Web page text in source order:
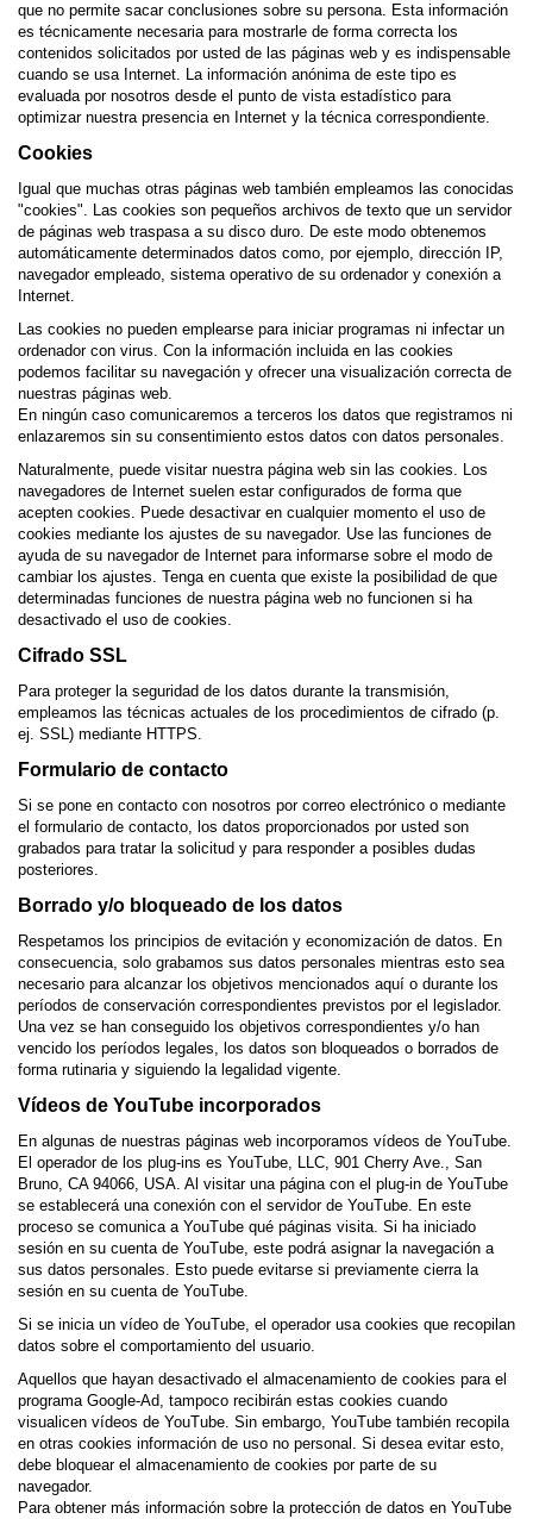
que no permite sacar conclusiones sobre su persona. Esta información
es técnicamente necesaria para mostrarle de forma correcta los
contenidos solicitados por usted de las páginas web y es indispensable
cuando se usa Internet. La información anónima de este tipo es
evaluada por nosotros desde el punto de vista estadístico para
optimizar nuestra presencia en Internet y la técnica correspondiente.
Cookies
Igual que muchas otras páginas web también empleamos las conocidas
"cookies". Las cookies son pequeños archivos de texto que un servidor
de páginas web traspasa a su disco duro. De este modo obtenemos
automáticamente determinados datos como, por ejemplo, dirección IP,
navegador empleado, sistema operativo de su ordenador y conexión a
Internet.
Las cookies no pueden emplearse para iniciar programas ni infectar un
ordenador con virus. Con la información incluida en las cookies
podemos facilitar su navegación y ofrecer una visualización correcta de
nuestras páginas web.
En ningún caso comunicaremos a terceros los datos que registramos ni
enlazaremos sin su consentimiento estos datos con datos personales.
Naturalmente, puede visitar nuestra página web sin las cookies. Los
navegadores de Internet suelen estar configurados de forma que
acepten cookies. Puede desactivar en cualquier momento el uso de
cookies mediante los ajustes de su navegador. Use las funciones de
ayuda de su navegador de Internet para informarse sobre el modo de
cambiar los ajustes. Tenga en cuenta que existe la posibilidad de que
determinadas funciones de nuestra página web no funcionen si ha
desactivado el uso de cookies.
Cifrado SSL
Para proteger la seguridad de los datos durante la transmisión,
empleamos las técnicas actuales de los procedimientos de cifrado (p.
ej. SSL) mediante HTTPS.
Formulario de contacto
Si se pone en contacto con nosotros por correo electrónico o mediante
el formulario de contacto, los datos proporcionados por usted son
grabados para tratar la solicitud y para responder a posibles dudas
posteriores.
Borrado y/o bloqueado de los datos
Respetamos los principios de evitación y economización de datos. En
consecuencia, solo grabamos sus datos personales mientras esto sea
necesario para alcanzar los objetivos mencionados aquí o durante los
períodos de conservación correspondientes previstos por el legislador.
Una vez se han conseguido los objetivos correspondientes y/o han
vencido los períodos legales, los datos son bloqueados o borrados de
forma rutinaria y siguiendo la legalidad vigente.
Vídeos de YouTube incorporados
En algunas de nuestras páginas web incorporamos vídeos de YouTube.
El operador de los plug-ins es YouTube, LLC, 901 Cherry Ave., San
Bruno, CA 94066, USA. Al visitar una página con el plug-in de YouTube
se establecerá una conexión con el servidor de YouTube. En este
proceso se comunica a YouTube qué páginas visita. Si ha iniciado
sesión en su cuenta de YouTube, este podrá asignar la navegación a
sus datos personales. Esto puede evitarse si previamente cierra la
sesión en su cuenta de YouTube.
Si se inicia un vídeo de YouTube, el operador usa cookies que recopilan
datos sobre el comportamiento del usuario.
Aquellos que hayan desactivado el almacenamiento de cookies para el
programa Google-Ad, tampoco recibirán estas cookies cuando
visualicen vídeos de YouTube. Sin embargo, YouTube también recopila
en otras cookies información de uso no personal. Si desea evitar esto,
debe bloquear el almacenamiento de cookies por parte de su
navegador.
Para obtener más información sobre la protección de datos en YouTube